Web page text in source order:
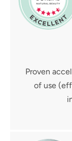
Proven
of use